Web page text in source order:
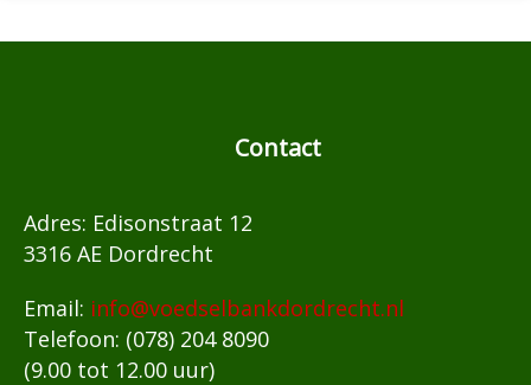
Contact
Adres: Edisonstraat 12
3316 AE Dordrecht
Email: info@voedselbankdordrecht.nl
Telefoon: (078) 204 8090
(9.00 tot 12.00 uur)